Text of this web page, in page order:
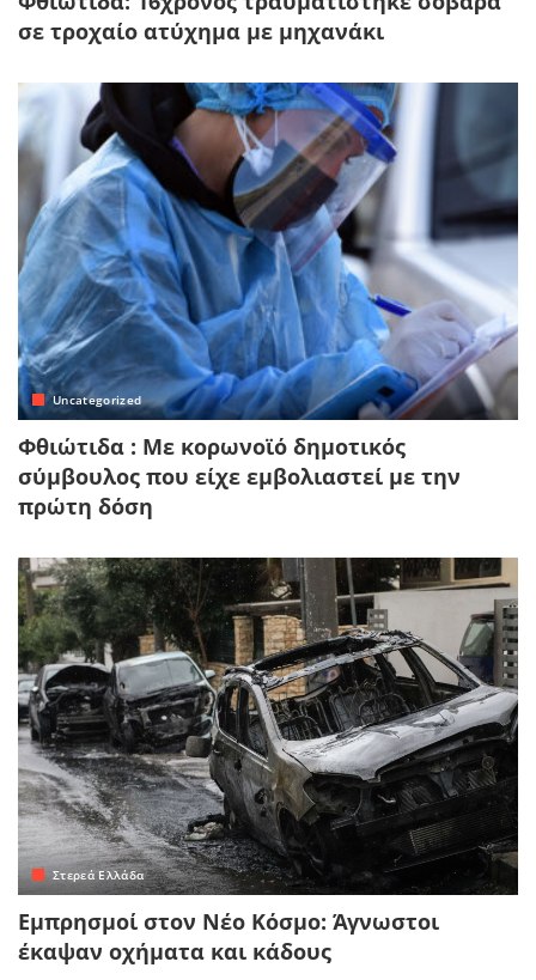
σε τροχαίο ατύχημα με μηχανάκι
Uncategorized
Φθιώτιδα : Με κορωνοϊό δημοτικός
σύμβουλος που είχε εμβολιαστεί με την
πρώτη δόση
Στερεά Ελλάδα
Εμπρησμοί στον Νέο Κόσμο: Άγνωστοι
έκαψαν οχήματα και κάδους